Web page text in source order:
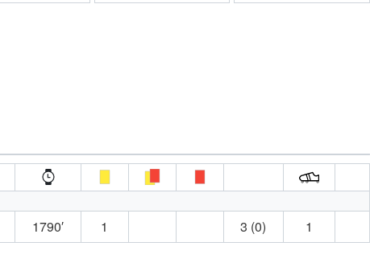
1790′ 1 3 (0) 1